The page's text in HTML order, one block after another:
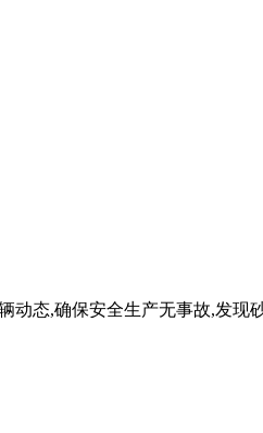
态,确保安全生产无事故,发